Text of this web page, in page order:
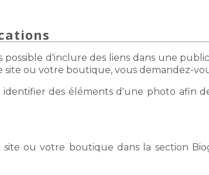
d'inclure des liens dans une
site ou votre boutique, vous demandez-
des éléments d'une photo afin
ou votre boutique dans la section